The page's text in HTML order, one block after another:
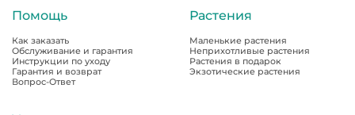
Помощь
Как заказать
Обслуживание и гарантия
Инструкции по уходу
Гарантия и возврат
Вопрос-Ответ
Растения
Маленькие растения
Неприхотливые растения
Растения в подарок
Экзотические растения